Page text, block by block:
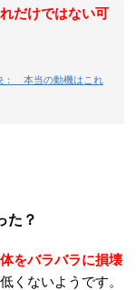
だけではない可
： 本当の動機はこれ
た？
をバラバラに損壊
くないようです。